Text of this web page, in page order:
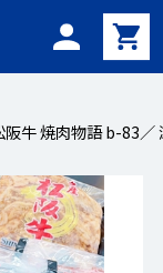
メニュー
阪牛 焼肉物語 b-83